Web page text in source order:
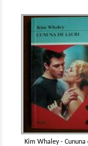
Kim Whaley - Cununa